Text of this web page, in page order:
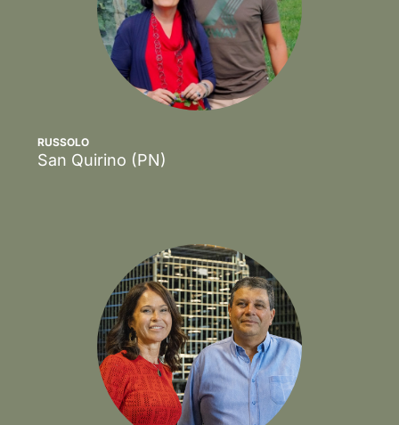
RUSSOLO
San Quirino (PN)